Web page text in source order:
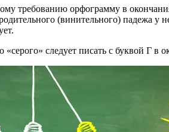
требованию орфограмму в
(винительного) падежа
«серого» следует писать с буквой Г